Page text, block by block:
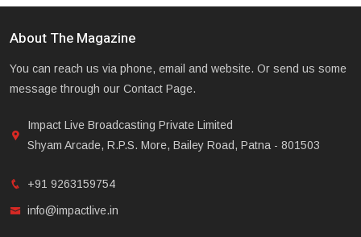
About The Magazine
You can reach us via phone, email and website. Or send us some
message through our Contact Page.
Impact Live Broadcasting Private Limited
Shyam Arcade, R.P.S. More, Bailey Road, Patna - 801503
+91 9263159754
info@impactlive.in